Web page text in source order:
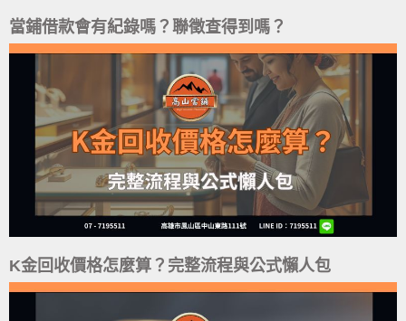
當鋪借款會有紀錄嗎？聯徵查得到嗎？
K金回收價格怎麼算？完整流程與公式懶人包